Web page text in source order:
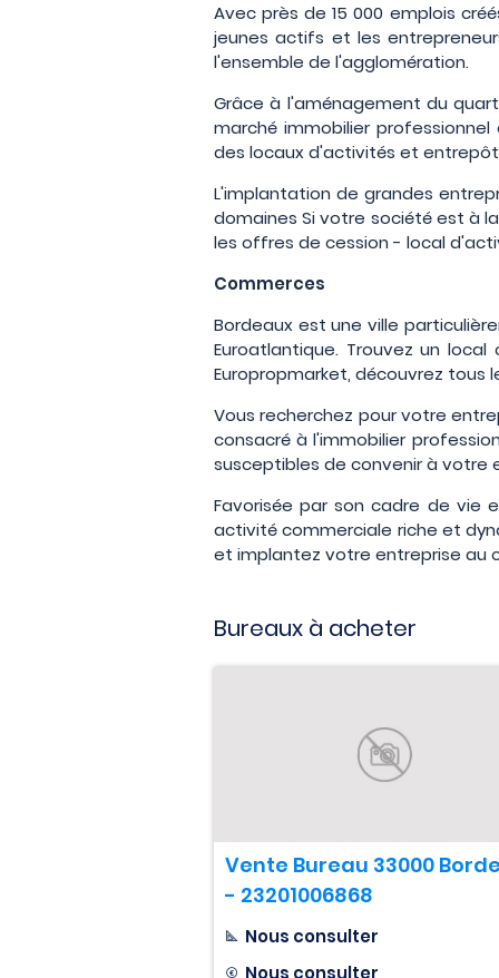
Avec près de 15 000 emplois
jeunes actifs et les
l'ensemble de l'agglomération.
Grâce à l'aménagement du
marché immobilier
des locaux d'activités et
L'implantation de grandes
domaines Si votre société est à
les offres de cession - local
Commerces
Bordeaux est une ville
Euroatlantique. Trouvez un
Europropmarket, découvrez tous
Vous recherchez pour votre
consacré à l'immobilier
susceptibles de convenir à votre
Favorisée par son cadre de vie
activité commerciale riche et
et implantez votre entreprise au
Bureaux à acheter
Vente Bureau 33000
- 23201006868
Nous consulter